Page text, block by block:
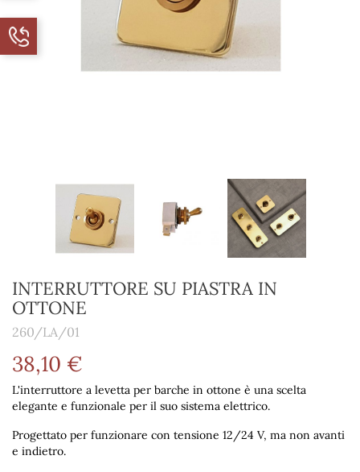
INTERRUTTORE SU PIASTRA IN
OTTONE
260/LA/01
38,10 €
L'interruttore a levetta per barche in ottone è una scelta
elegante e funzionale per il suo sistema elettrico.
Progettato per funzionare con tensione 12/24 V, ma non avanti
e indietro.